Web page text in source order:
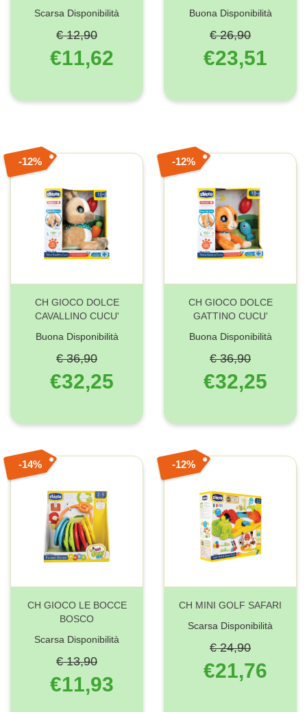
Scarsa Disponibilità
€ 12,90
€11,62
Buona Disponibilità
€ 26,90
€23,51
CH GIOCO DOLCE
CAVALLINO CUCU'
Buona Disponibilità
12%
€ 36,90
€32,25
CH GIOCO DOLCE
GATTINO CUCU'
Buona Disponibilità
12%
€ 36,90
€32,25
CH GIOCO LE BOCCE
BOSCO
Scarsa Disponibilità
14%
€ 13,90
€11,93
CH MINI GOLF SAFARI
Scarsa Disponibilità
12%
€ 24,90
€21,76